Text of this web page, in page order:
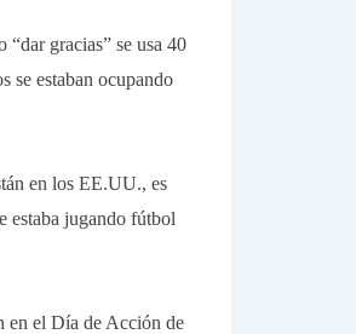
gracias” se usa 40
se estaban ocupando
en los EE.UU., es
estaba jugando fútbol
en el Día de Acción de